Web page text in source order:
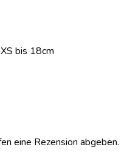
bis 18cm
eine Rezension abgeben.